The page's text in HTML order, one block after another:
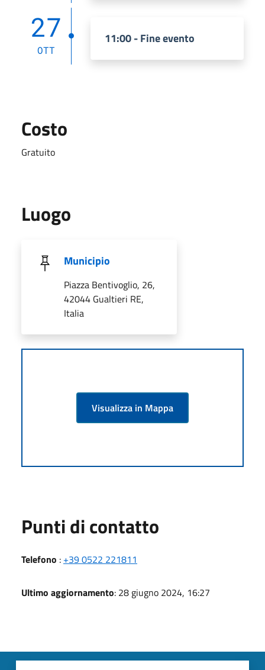
27
OTT
11:00 - Fine evento
Costo
Gratuito
Luogo
Municipio
Piazza Bentivoglio, 26,
42044 Gualtieri RE,
Italia
Visualizza in Mappa
Punti di contatto
Telefono : +39 0522 221811
Ultimo aggiornamento: 28 giugno 2024, 16:27